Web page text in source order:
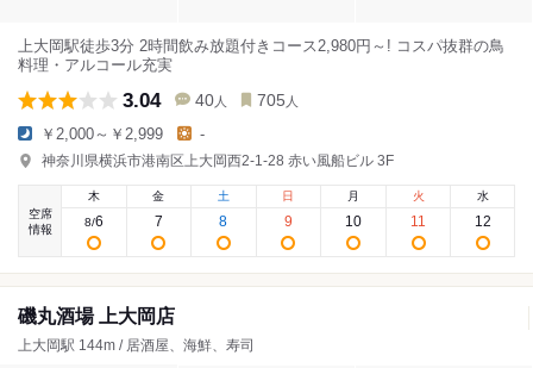
上大岡駅徒歩3分 2時間飲み放題付きコース2,980円～! コスパ抜群の鳥
料理・アルコール充実
3.04 40 人 705 人
￥2,000～￥2,999 -
神奈川県横浜市港南区上大岡西2-1-28 赤い風船ビル 3F
空席
情報
木
8/6
金
7
土
8
日
9
月
10
火
11
水
12
磯丸酒場 上大岡店
上大岡駅 144m / 居酒屋、海鮮、寿司